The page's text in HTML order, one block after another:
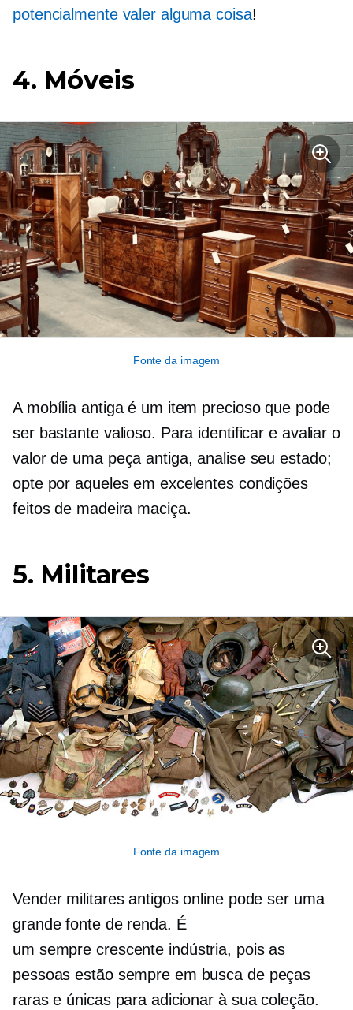
potencialmente valer alguma coisa!
4. Móveis
Fonte da imagem
A mobília antiga é um item precioso que pode
ser bastante valioso. Para identificar e avaliar o
valor de uma peça antiga, analise seu estado;
opte por aqueles em excelentes condições
feitos de madeira maciça.
5. Militares
Fonte da imagem
Vender militares antigos online pode ser uma
grande fonte de renda. É
um sempre crescente indústria, pois as
pessoas estão sempre em busca de peças
raras e únicas para adicionar à sua coleção.